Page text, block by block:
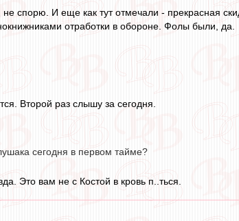
спорю. И еще как тут отмечали - прекрасная
отработки в обороне. Фолы были, да.
Второй раз слышу за сегодня.
сегодня в первом тайме?
Это вам не с Костой в кровь п..ться.